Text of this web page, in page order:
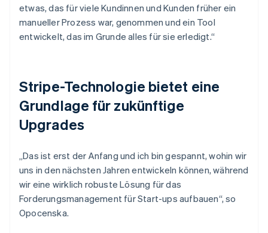
etwas, das für viele Kundinnen und Kunden früher ein
manueller Prozess war, genommen und ein Tool
entwickelt, das im Grunde alles für sie erledigt.“
Stripe-Technologie bietet eine
Grundlage für zukünftige
Upgrades
„Das ist erst der Anfang und ich bin gespannt, wohin wir
uns in den nächsten Jahren entwickeln können, während
wir eine wirklich robuste Lösung für das
Forderungsmanagement für Start-ups aufbauen“, so
Opocenska.